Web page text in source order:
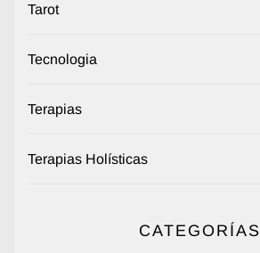
Tarot
Tecnologia
Terapias
Terapias Holísticas
CATEGORÍAS